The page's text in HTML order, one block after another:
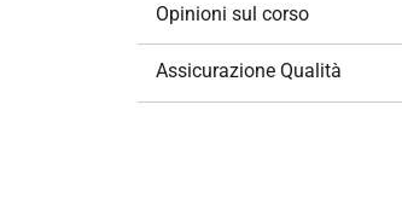
Opinioni sul corso
Assicurazione Qualità